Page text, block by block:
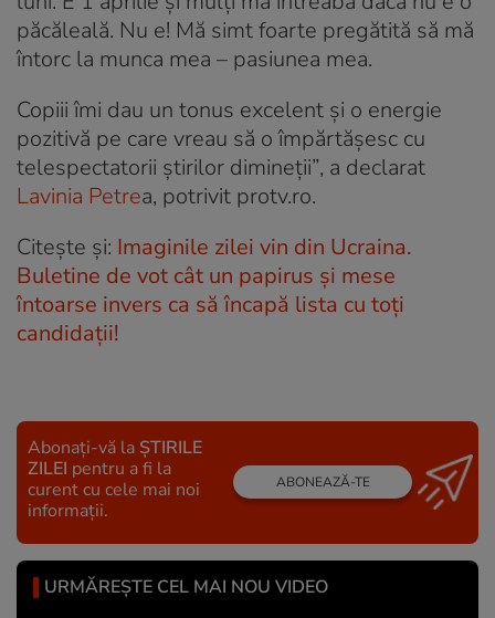
păcăleală. Nu e! Mă simt foarte pregătită să mă
întorc la munca mea – pasiunea mea.
Copiii îmi dau un tonus excelent și o energie
pozitivă pe care vreau să o împărtășesc cu
telespectatorii știrilor dimineții”, a declarat
Lavinia Petrea, potrivit protv.ro.
Citește și: Imaginile zilei vin din Ucraina.
Buletine de vot cât un papirus și mese
întoarse invers ca să încapă lista cu toți
candidații!
Abonați-vă la ȘTIRILE
ZILEI pentru a fi la
curent cu cele mai noi
informații.
ABONEAZĂ-TE
URMĂREȘTE CEL MAI NOU VIDEO